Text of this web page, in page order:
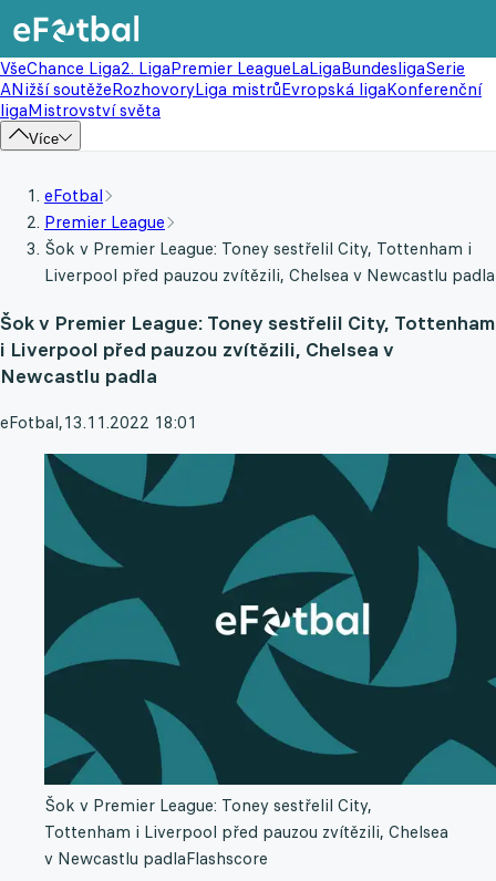
VšeChance Liga2. LigaPremier LeagueLaLigaBundesligaSerie
ANižší soutěžeRozhovoryLiga mistrůEvropská ligaKonferenční
ligaMistrovství světa
Více
eFotbal
Premier League
Šok v Premier League: Toney sestřelil City, Tottenham i
Liverpool před pauzou zvítězili, Chelsea v Newcastlu padla
Šok v Premier League: Toney sestřelil City, Tottenham
i Liverpool před pauzou zvítězili, Chelsea v
Newcastlu padla
eFotbal,13.11.2022 18:01
Šok v Premier League: Toney sestřelil City,
Tottenham i Liverpool před pauzou zvítězili, Chelsea
v Newcastlu padlaFlashscore